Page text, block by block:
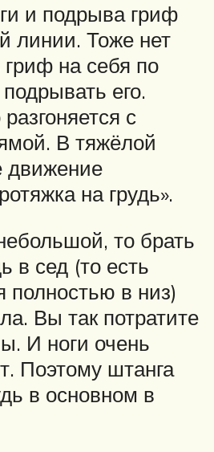
и подрыва гриф
линии. Тоже нет
на себя по
его.
с
В тяжёлой
движение
на грудь».
то брать
в сед (то есть
полностью в низ)
Вы так потратите
И ноги очень
Поэтому штанга
в основном в